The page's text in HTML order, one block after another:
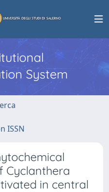
System
ISSN
Cyclanthera
in central